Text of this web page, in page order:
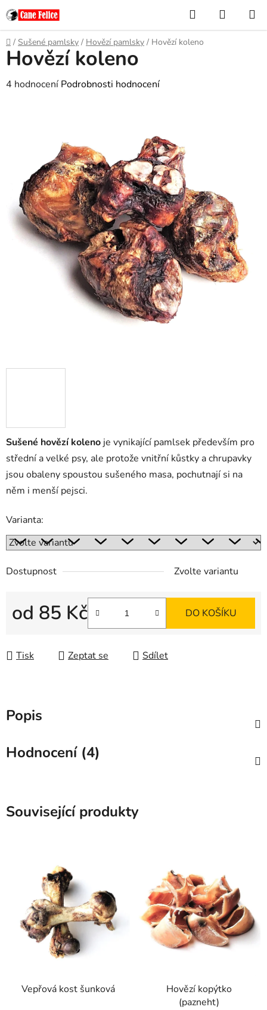
Přejít
na
obsah
Hledat
KOŠÍK
Domů
/ Sušené pamlsky / Hovězí pamlsky / Hovězí koleno
Sušené hovězí koleno je vynikající pamlsek především pro
střední a velké psy, ale protože vnitřní kůstky a chrupavky
jsou obaleny spoustou sušeného masa, pochutnají si na
něm i menší pejsci.
Varianta:
Dostupnost Zvolte variantu
od 85 Kč DO KOŠÍKU
Tisk Zeptat se Sdílet
Hovězí koleno
Průměrné
hvězdiček.
4 hodnocení Podrobnosti hodnocení
Popis
Hodnocení (4)
Související produkty
Vepřová kost šunková
Hovězí kopýtko
(pazneht)